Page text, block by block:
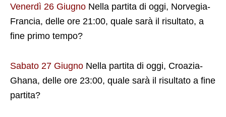
Venerdì 26 Giugno Nella partita di oggi, Norvegia-
Francia, delle ore 21:00, quale sarà il risultato, a
fine primo tempo?
Sabato 27 Giugno Nella partita di oggi, Croazia-
Ghana, delle ore 23:00, quale sarà il risultato a fine
partita?